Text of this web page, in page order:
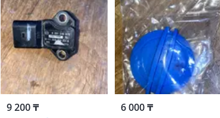
9 200 ₸ 6 000 ₸